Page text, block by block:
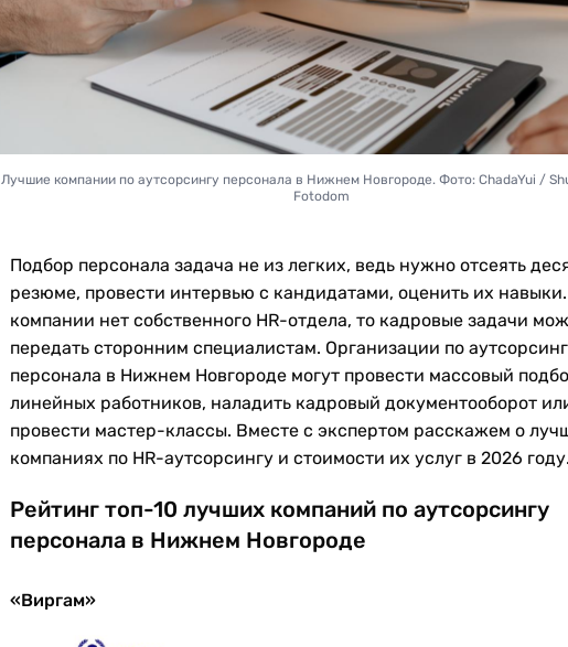
Лучшие компании по аутсорсингу персонала в Нижнем Новгороде. Фото: ChadaYui /
Fotodom
Подбор персонала задача не из легких, ведь нужно отсеять
резюме, провести интервью с кандидатами, оценить их
компании нет собственного HR-отдела, то кадровые задачи
передать сторонним специалистам. Организации по
персонала в Нижнем Новгороде могут провести массовый
линейных работников, наладить кадровый документооборот
провести мастер-классы. Вместе с экспертом расскажем о
компаниях по HR-аутсорсингу и стоимости их услуг в 2026
Рейтинг топ-10 лучших компаний по аутсорсингу
персонала в Нижнем Новгороде
«Виргам»